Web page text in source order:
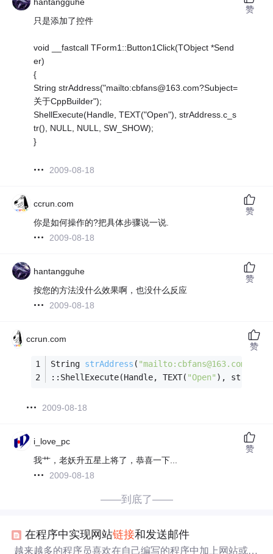
只是添加了控件
void __fastcall TForm1::Button1Click(TObject *Send
er)
{
String strAddress("mailto:cbfans@163.com?Subject=
关于CppBuilder");
ShellExecute(Handle, TEXT("Open"), strAddress.c_s
tr(), NULL, NULL, SW_SHOW);
}
2009-08-18
赞
ccrun.com
你是如何操作的?把具体步骤说一说.
2009-08-18
赞
hantangguhe
按您的方法没什么效果啊，也没什么反应
2009-08-18
赞
ccrun.com
String strAddress (
::ShellExecute(Handle, TEXT( "Open" ),
2009-08-18
赞
i_love_pc
我艹，老妖升五星上将了，恭喜一下...
2009-08-18
赞
——到底了——
在程序中实现网站链接和发送邮件
越来越多的程序员喜欢在自己编写的程序中加上网站或电